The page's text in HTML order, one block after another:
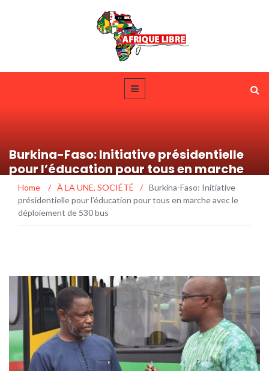
Burkina-Faso: Initiative présidentielle
pour l’éducation pour tous en marche
avec le déploiement de 530 bus
Home / À LA UNE, SOCIÉTÉ / Burkina-Faso: Initiative
présidentielle pour l’éducation pour tous en marche avec le
déploiement de 530 bus